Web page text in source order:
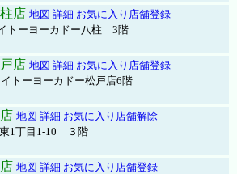
店 地図 詳細 お気に入り店舗登録
トーヨーカドー八柱 3階
店 地図 詳細 お気に入り店舗登録
トーヨーカドー松戸店6階
地図 詳細 お気に入り店舗解除
1丁目1-10 ３階
地図 詳細 お気に入り店舗登録